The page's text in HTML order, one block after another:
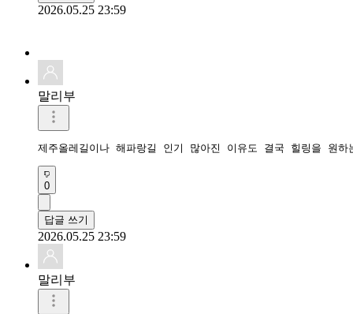
2026.05.25 23:59
말리부
제주올레길이나 해파랑길 인기 많아진 이유도 결국 힐링을 원
0
답글 쓰기
2026.05.25 23:59
말리부